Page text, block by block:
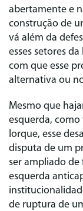
abertamente e
construção de
vá além da
esses setores
com que esse
alternativa ou
Mesmo que
esquerda,
Iorque, esse
disputa de um
ser ampliado de
esquerda
de ruptura de